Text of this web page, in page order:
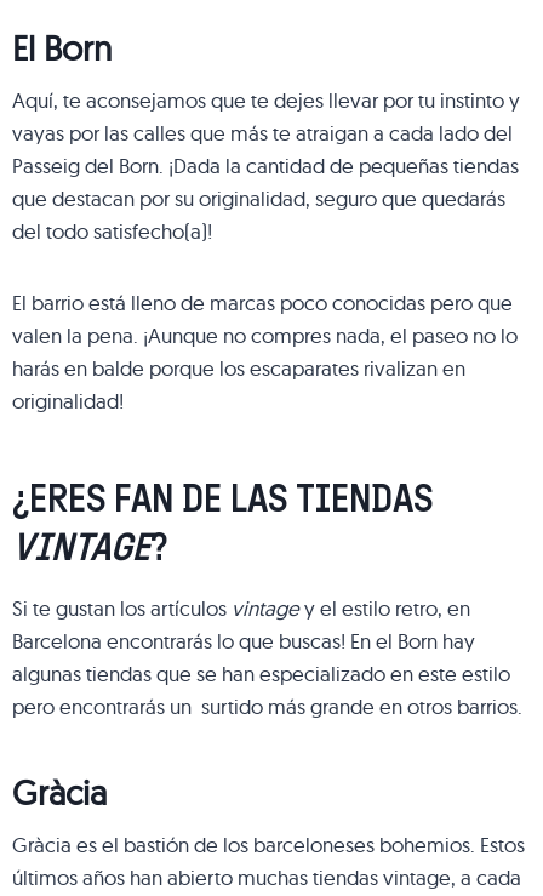
El Born
Aquí, te aconsejamos que te dejes llevar por tu instinto y
vayas por las calles que más te atraigan a cada lado del
Passeig del Born. ¡Dada la cantidad de pequeñas tiendas
que destacan por su originalidad, seguro que quedarás
del todo satisfecho(a)!
El barrio está lleno de marcas poco conocidas pero que
valen la pena. ¡Aunque no compres nada, el paseo no lo
harás en balde porque los escaparates rivalizan en
originalidad!
¿ERES FAN DE LAS TIENDAS
VINTAGE?
Si te gustan los artículos vintagey el estilo retro, en
Barcelona encontrarás lo que buscas! En el Born hay
algunas tiendas que se han especializado en este estilo
pero encontrarás un surtido más grande en otros barrios.
Gràcia
Gràcia es el bastión de los barceloneses bohemios. Estos
últimos años han abierto muchas tiendas vintage, a cada